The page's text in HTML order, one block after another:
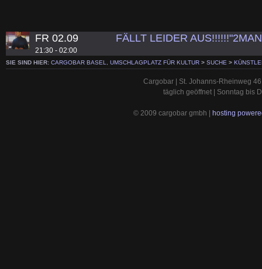
FR 02.09
21:30 - 02:00
FÄLLT LEIDER
SIE SIND HIER: CARGOBAR BASEL, UMSCHLAGPLATZ FÜR KULTUR > SUCHE >
Cargobar | St. Johanns-Rheinweg
täglich geöffnet | Sonntag bis
© 2009 cargobar gmbh | hosting